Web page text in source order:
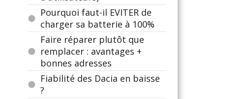
Pourquoi faut-il EVITER de
charger sa batterie à 100%
Faire réparer plutôt que
remplacer : avantages +
bonnes adresses
Fiabilité des Dacia en baisse
?